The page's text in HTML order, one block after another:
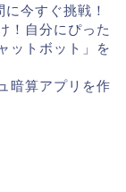
今すぐ挑戦！
！自分にぴった
ットボット」を
暗算アプリを作